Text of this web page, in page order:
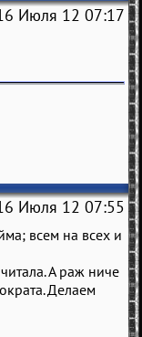
Июля 12 07:17
Июля 12 07:55
всем на всех и
А раж ниче
Делаем